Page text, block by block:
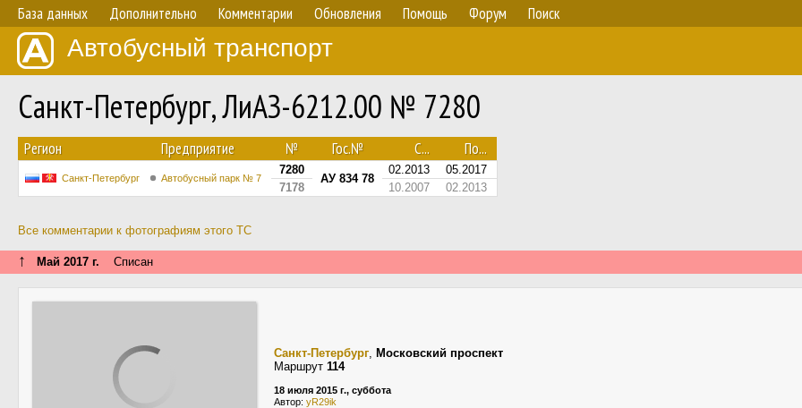
База данных Дополнительно Комментарии Обновления Помощь Форум Поиск
Автобусный транспорт
Санкт-Петербург, ЛиАЗ-6212.00 № 7280
Регион Предприятие № Гос.№ С... По...
Санкт-Петербург Автобусный парк № 7
7280
АУ 834 78
02.2013
05.2017
7178
10.2007 02.2013
Все комментарии к фотографиям этого ТС
↑ Май 2017 г. Списан
Санкт-Петербург, Московский проспект
Маршрут 114
18 июля 2015 г., суббота
Автор: yR29ik